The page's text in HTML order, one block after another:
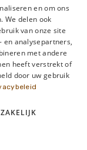
VERKOCHT -
auto opkoper
export
komen in
ons-
en om ons
We delen ook
van onze site
en analysepartners,
met andere
heeft verstrekt of
door uw gebruik